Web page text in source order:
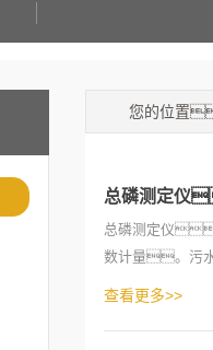
您的位置
总磷测定仪
总磷测定仪
数计量。污
磷，包
查看更多>>